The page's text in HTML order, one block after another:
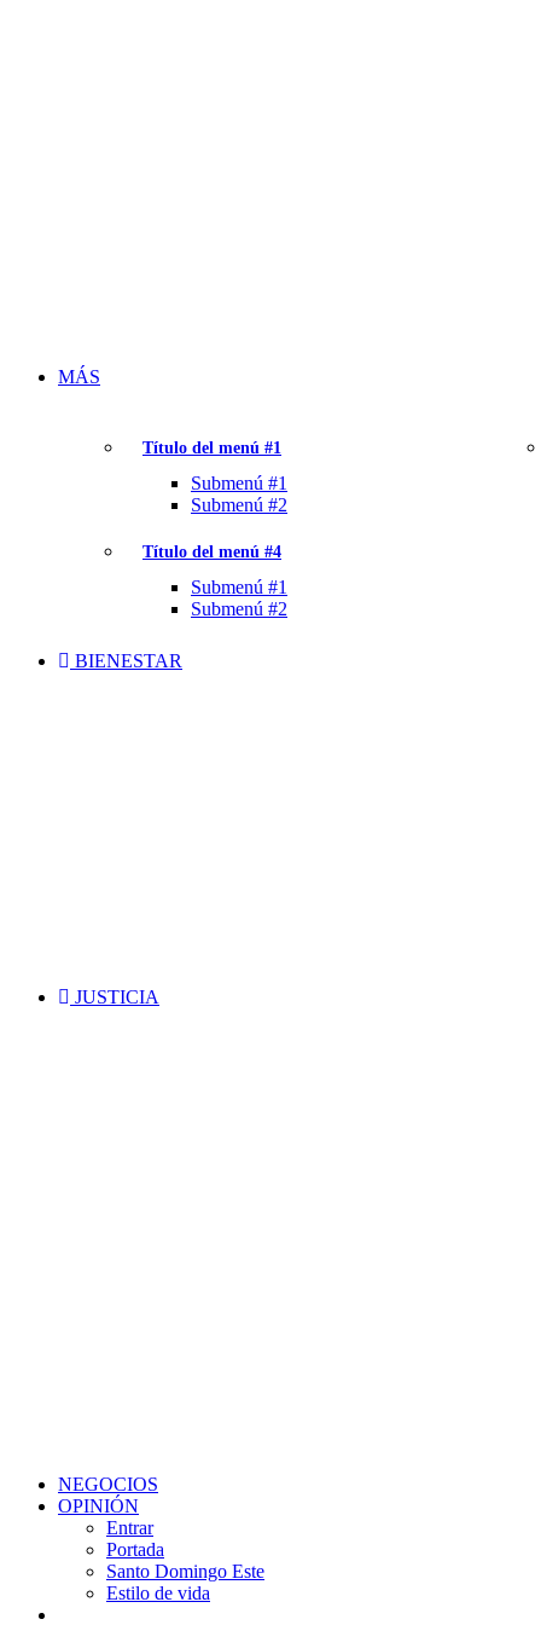
MÁS
Título del menú #1
Submenú #1
Submenú #2
Título del menú #4
Submenú #1
Submenú #2
BIENESTAR
JUSTICIA
NEGOCIOS
OPINIÓN
Entrar
Portada
Santo Domingo Este
Estilo de vida